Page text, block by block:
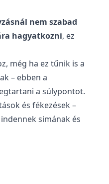
nem szabad
hagyatkozni, ez
még ha ez tűnik is a
– ebben a
a súlypontot.
és fékezések –
simának és